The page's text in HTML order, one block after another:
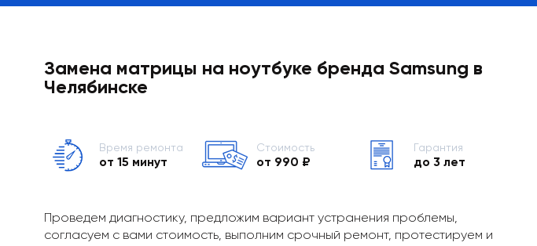
Замена матрицы на ноутбуке бренда Samsung в
Челябинске
Время ремонта
от 15 минут
Стоимость
от 990 ₽
Гарантия
до 3 лет
Проведем диагностику, предложим вариант устранения проблемы,
согласуем с вами стоимость, выполним срочный ремонт, протестируем и